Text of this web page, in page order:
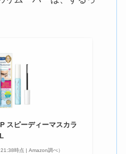
スピーディーマスカラ
時点 | Amazon調べ）